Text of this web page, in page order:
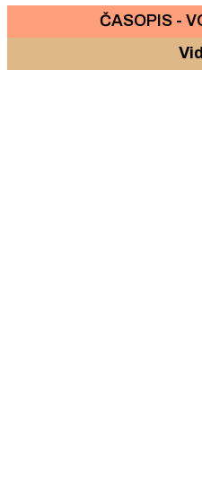
ČASOPIS -